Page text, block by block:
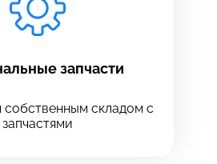
запчасти
собственным складом с
запчастями
Отправить
договора